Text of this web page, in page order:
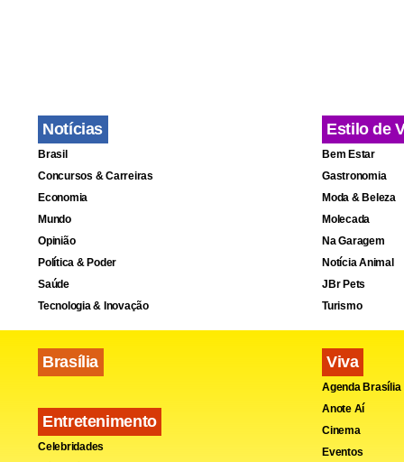
Notícias
Brasil
Concursos & Carreiras
Economia
Mundo
Opinião
Política & Poder
Saúde
Tecnologia & Inovação
Brasília
Entretenimento
Celebridades
Estilo de
Bem Estar
Gastronomia
Moda & Beleza
Molecada
Na Garagem
Notícia Animal
JBr Pets
Turismo
Viva
Agenda Brasília
Anote Aí
Cinema
Eventos